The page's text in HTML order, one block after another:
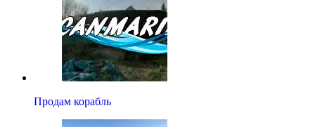
Продам корабль